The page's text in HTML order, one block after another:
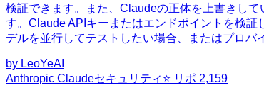
検証できます。また、Claudeの正体を上書きし
す。Claude APIキーまたはエンドポイントを検
デルを並行してテストしたい場合、またはプロバ
by LeoYeAI
Anthropic Claudeセキュリティ ⭐ リポ 2,159